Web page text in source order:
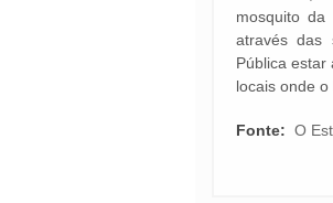
mosquito
através das
Pública estar
locais onde o
Fonte: O